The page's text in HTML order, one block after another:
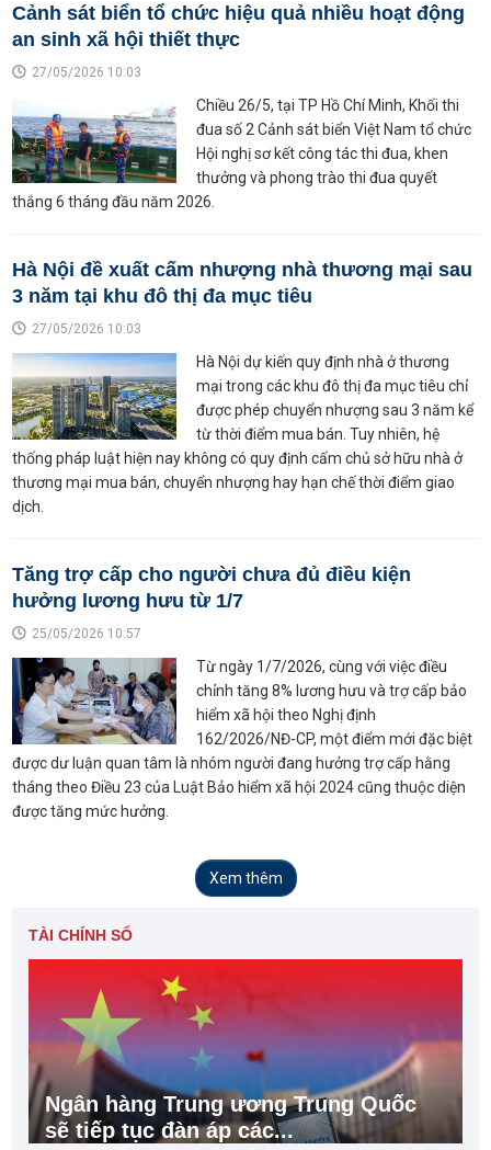
Cảnh sát biển tổ chức hiệu quả nhiều hoạt động
an sinh xã hội thiết thực
27/05/2026 10:03
Chiều 26/5, tại TP Hồ Chí Minh, Khối thi
đua số 2 Cảnh sát biển Việt Nam tổ chức
Hội nghị sơ kết công tác thi đua, khen
thưởng và phong trào thi đua quyết
thắng 6 tháng đầu năm 2026.
Hà Nội đề xuất cấm nhượng nhà thương mại sau
3 năm tại khu đô thị đa mục tiêu
27/05/2026 10:03
Hà Nội dự kiến quy định nhà ở thương
mại trong các khu đô thị đa mục tiêu chỉ
được phép chuyển nhượng sau 3 năm kể
từ thời điểm mua bán. Tuy nhiên, hệ
thống pháp luật hiện nay không có quy định cấm chủ sở hữu nhà ở
thương mại mua bán, chuyển nhượng hay hạn chế thời điểm giao
dịch.
Tăng trợ cấp cho người chưa đủ điều kiện
hưởng lương hưu từ 1/7
25/05/2026 10:57
Từ ngày 1/7/2026, cùng với việc điều
chỉnh tăng 8% lương hưu và trợ cấp bảo
hiểm xã hội theo Nghị định
162/2026/NĐ-CP, một điểm mới đặc biệt
được dư luận quan tâm là nhóm người đang hưởng trợ cấp hằng
tháng theo Điều 23 của Luật Bảo hiểm xã hội 2024 cũng thuộc diện
được tăng mức hưởng.
Xem thêm
TÀI CHÍNH SỐ
Ngân hàng Trung ương Trung Quốc
sẽ tiếp tục đàn áp các...